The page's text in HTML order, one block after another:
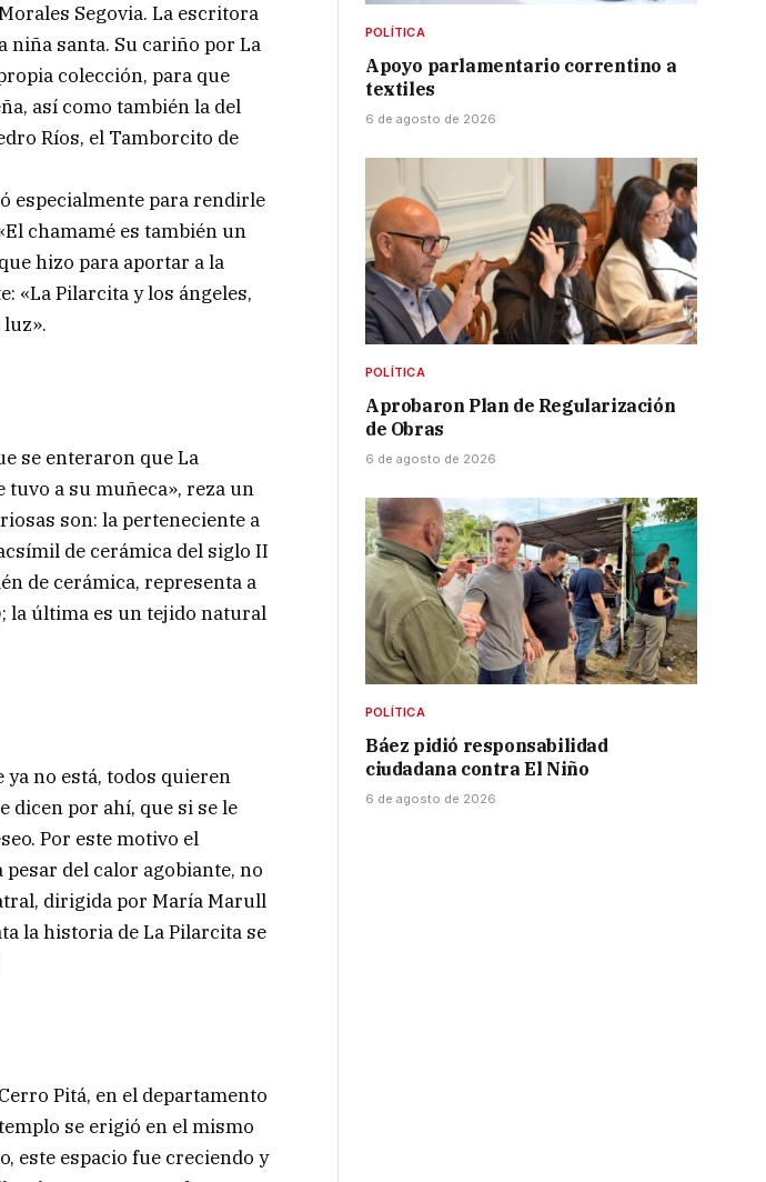
Segovia. La escritora
niña santa. Su cariño por La
colección, para que
así como también la del
Ríos, el Tamborcito de
especialmente para rendirle
chamamé es también un
hizo para aportar a la
«La Pilarcita y los ángeles,
se enteraron que La
a su muñeca», reza un
son: la perteneciente a
de cerámica del siglo II
de cerámica, representa a
la última es un tejido natural
no está, todos quieren
dicen por ahí, que si se le
Por este motivo el
pesar del calor agobiante, no
dirigida por María Marull
la historia de La Pilarcita se
Pitá, en el departamento
se erigió en el mismo
este espacio fue creciendo y
POLÍTICA
Apoyo parlamentario correntino a
textiles
6 de agosto de 2026
POLÍTICA
Aprobaron Plan de Regularización
de Obras
6 de agosto de 2026
POLÍTICA
Báez pidió responsabilidad
ciudadana contra El Niño
6 de agosto de 2026